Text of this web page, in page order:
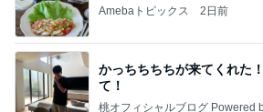
Amebaトピックス 2日前
かっちちちちが来てくれた
て！
桃オフィシャルブログ Powered